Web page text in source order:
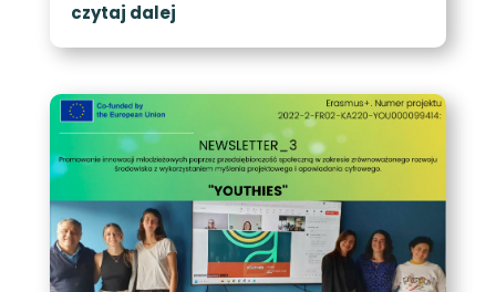
czytaj dalej